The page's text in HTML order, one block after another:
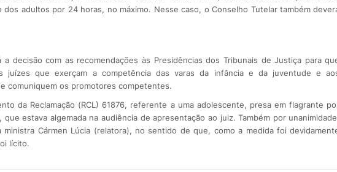
adultos por 24 horas, no máximo. Nesse caso, o Conselho Tutelar também
a decisão com as recomendações às Presidências dos Tribunais de Justiça para
juízes que exerçam a competência das varas da infância e da juventude e
comuniquem os promotores competentes.
da Reclamação (RCL) 61876, referente a uma adolescente, presa em flagrante
estava algemada na audiência de apresentação ao juiz. Também por
Cármen Lúcia (relatora), no sentido de que, como a medida foi
lícito.